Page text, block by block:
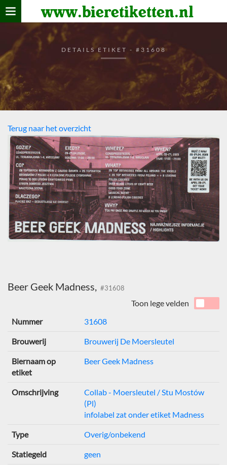
www.bieretiketten.nl
Home
verzamelen
De bierkaart
Bezoekers
DETAILS ETIKET - #31608
Terug naar het overzicht
Beer Geek Madness, #31608
Toon lege velden
Nummer
31608
Brouwerij Brouwerij De Moersleutel
Biernaam op
etiket
Beer Geek Madness
Omschrijving
Collab - Moersleutel / Stu Mostów
(Pl)
infolabel zat onder etiket Madness
Type Overig/onbekend
Statiegeld geen